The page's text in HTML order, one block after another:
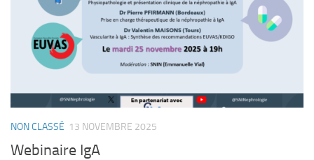
NON CLASSÉ 13 NOVEMBRE 2025
Webinaire IgA